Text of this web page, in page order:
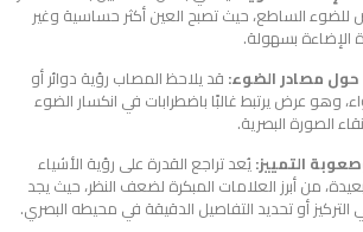
للضوء الساطع، حيث تصبح العين أكثر حساسية وغير
الإضاءة بسهولة.
مصادر الضوء: قد يلاحظ المصاب رؤية دوائر أو
وهو عرض يرتبط غالبًا باضطرابات في انكسار الضوء
الصورة البصرية.
التمييز:يُعد تراجع القدرة على رؤية الأشياء
من أبرز العلامات المبكرة لضعف النظر، حيث يجد
أو تحديد التفاصيل الدقيقة في محيطه البصري.